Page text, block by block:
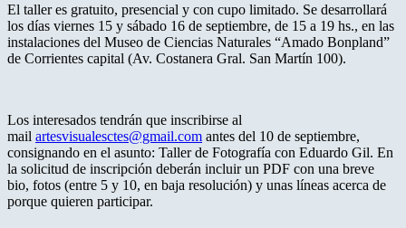
El taller es gratuito, presencial y con cupo limitado. Se desarrollará
los días viernes 15 y sábado 16 de septiembre, de 15 a 19 hs., en las
instalaciones del Museo de Ciencias Naturales “Amado Bonpland”
de Corrientes capital (Av. Costanera Gral. San Martín 100).
Los interesados tendrán que inscribirse al
mail artesvisualesctes@gmail.com antes del 10 de septiembre,
consignando en el asunto: Taller de Fotografía con Eduardo Gil. En
la solicitud de inscripción deberán incluir un PDF con una breve
bio, fotos (entre 5 y 10, en baja resolución) y unas líneas acerca de
porque quieren participar.